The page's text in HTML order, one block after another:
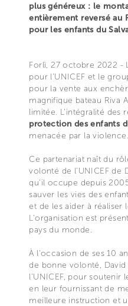
plus généreux : le
entièrement reversé au
pour les enfants du
Forlì, 27 octobre 2022 -
pour l'UNICEF et le
pour la vente aux
magnifique bateau Riva
limitée. L'intégralité des
protection des enfants
menacée par la violence.
Ce partenariat naît du
volonté de l'UNICEF de
qu'il occupe depuis
sauver les vies des
et de les aider à réaliser
L'organisation est
pays du monde.
À l'occasion de ses 10
de bonne volonté, David
l'UNICEF, pour soutenir
en leur fournissant de
meilleure instruction et